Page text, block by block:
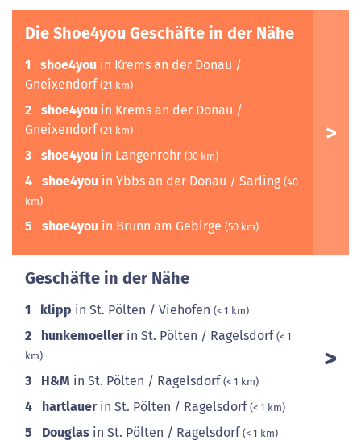
Die Shoe4you Geschäfte in der Nähe
1 shoe4you in Krems an der Donau /
Gneixendorf (21 km)
2 shoe4you in Krems an der Donau /
Gneixendorf (21 km)
3 shoe4you in Langenrohr (30 km)
4 shoe4you in Ybbs an der Donau / Sarling (40
km)
5 shoe4you in Brunn am Gebirge (50 km)
Geschäfte in der Nähe
1 klipp in St. Pölten / Viehofen (< 1 km)
2 hunkemoellerin St. Pölten / Ragelsdorf(< 1
km)
3 H&M in St. Pölten / Ragelsdorf(< 1 km)
4 hartlauerin St. Pölten / Ragelsdorf(< 1 km)
5 Douglas in St. Pölten / Ragelsdorf(< 1 km)